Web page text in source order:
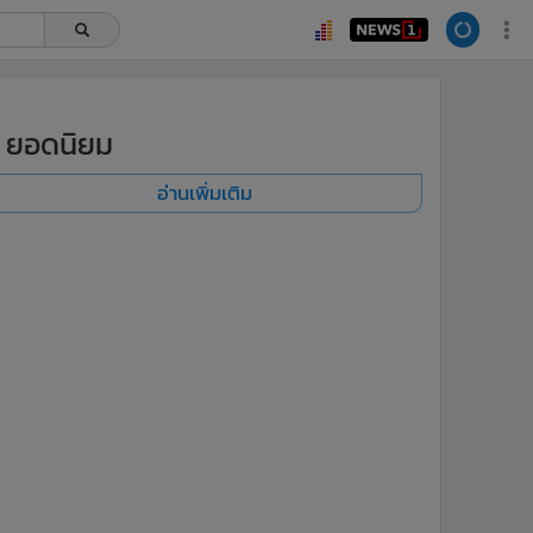
ยอดนิยม
อ่านเพิ่มเติม